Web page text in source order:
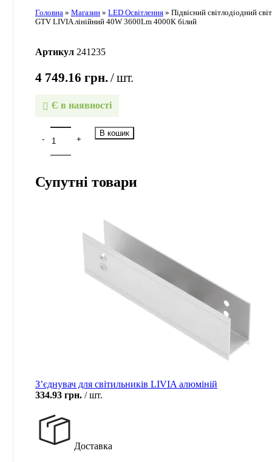
Головна » Магазин » LED Освітлення » Підвісний світлодіодний
GTV LIVIA лінійний 40W 3600Lm 4000К білий
Артикул 241235
4 749.16 грн. шт.
Є в наявності
В кошик
Супутні товари
З’єднувач для світильників LIVIA алюміній
334.93 грн. шт.
Доставка